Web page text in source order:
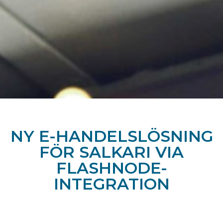
NY E-HANDELSLÖSNING
FÖR SALKARI VIA
FLASHNODE-
INTEGRATION